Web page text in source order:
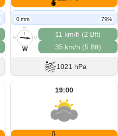
0 mm 79%
N
O
S
W
W
11 km/h (2 Bft)
35 km/h (5 Bft)
1021 hPa
19:00